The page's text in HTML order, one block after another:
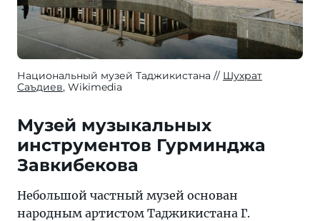
Национальный музей Таджикистана
Шухрат
Саъдиев, Wikimedia
Музей музыкальных
инструментов Гурминджа
Завкибекова
Небольшой частный музей основан
народным артистом Таджикистана Г.